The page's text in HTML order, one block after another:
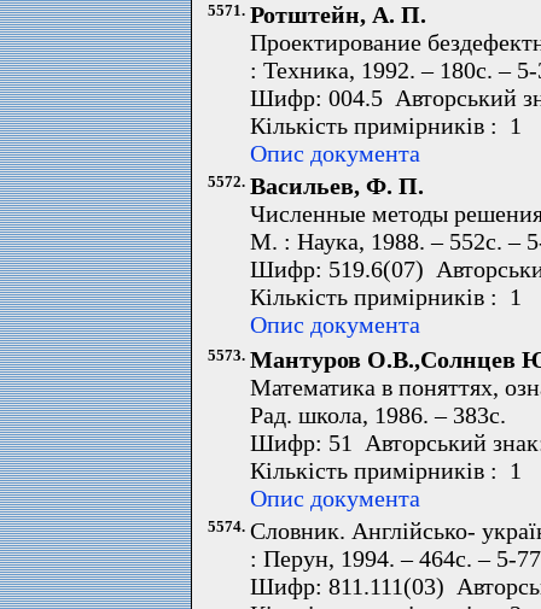
5571. Ротштейн, А. П.
Проектирование
: Техника, 1992. – 180с. –
Шифр: 004.5 Авторський
Кількість примірників :
Опис документа
5572. Васильев, Ф. П.
Численные методы
М. : Наука, 1988. – 552с. –
Шифр: 519.6(07)
Кількість примірників :
Опис документа
5573. Мантуров О.В.,Солнцев
Математика в поняттях,
Рад. школа, 1986. – 383с.
Шифр: 51 Авторський
Кількість примірників :
Опис документа
5574. Словник. Англійсько-
: Перун, 1994. – 464с. – 5-
Шифр: 811.111(03)